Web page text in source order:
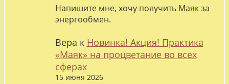
Напишите мне, хочу получить Маяк за
энергообмен.
Вера к Новинка! Акция! Практика
«Маяк» на процветание во всех
сферах
15 июня 2026